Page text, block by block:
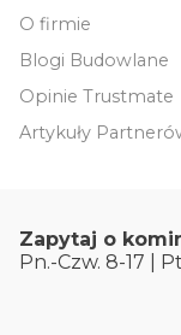
O firmie
Blogi Budowlane
Opinie Trustmate
Artykuły
Zapytaj o
Pn.-Czw. 8-17 |